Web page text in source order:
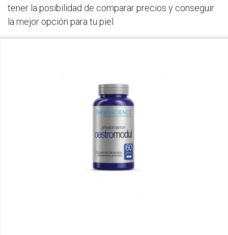
tener la posibilidad de comparar precios y conseguir
la mejor opción para tu piel.